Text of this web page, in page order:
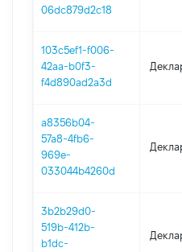
06dc879d2c18
103c5ef1-f006-
42aa-b0f3-
f4d890ad2a3d
a8356b04-
57a8-4fb6-
969e-
033044b4260d
3b2b29d0-
519b-412b-
b1dc-